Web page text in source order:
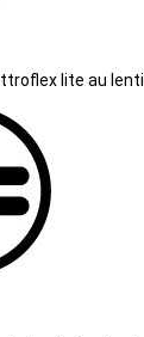
lite au